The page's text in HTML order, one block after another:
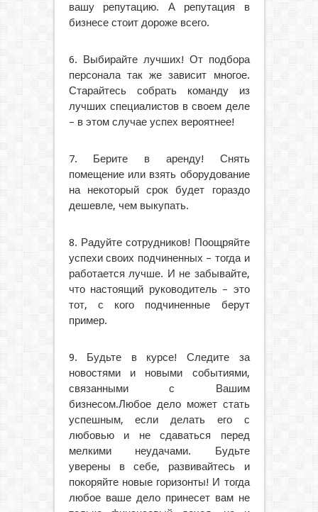
вашу репутацию. А репутация в
бизнесе стоит дороже всего.
6. Выбирайте лучших! От подбора
персонала так же зависит многое.
Старайтесь собрать команду из
лучших специалистов в своем деле
– в этом случае успех вероятнее!
7. Берите в аренду! Снять
помещение или взять оборудование
на некоторый срок будет гораздо
дешевле, чем выкупать.
8. Радуйте сотрудников! Поощряйте
успехи своих подчиненных – тогда и
работается лучше. И не забывайте,
что настоящий руководитель – это
тот, с кого подчиненные берут
пример.
9. Будьте в курсе! Следите за
новостями и новыми событиями,
связанными с Вашим
бизнесом.Любое дело может стать
успешным, если делать его с
любовью и не сдаваться перед
мелкими неудачами. Будьте
уверены в себе, развивайтесь и
покоряйте новые горизонты! И тогда
любое ваше дело принесет вам не